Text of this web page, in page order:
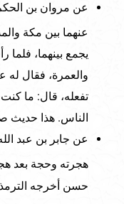
عن مروان بن
عنهما بين مكة
يجمع بينهما، فلما
والعمرة، فقال
الناس. هذا حديث
هجرته وحجة بعد
حسن أخرجه